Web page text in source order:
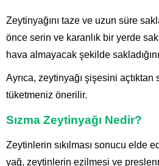
Zeytinyağını taze ve uzun süre
önce serin ve karanlık bir yerde
hava almayacak şekilde
Ayrıca, zeytinyağı şişesini
tüketmeniz önerilir.
Sızma Zeytinyağı Nedir?
Zeytinlerin sıkılması sonucu elde
yağ, zeytinlerin ezilmesi ve